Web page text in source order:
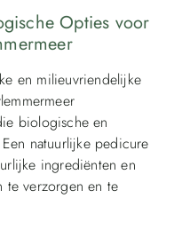
Opties voor
en milieuvriendelijke
biologische en
natuurlijke pedicure
ingrediënten en
te verzorgen en te